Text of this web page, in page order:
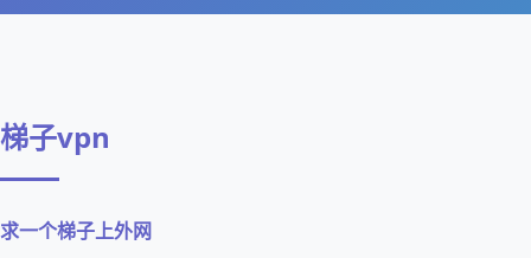
梯子vpn
求一个梯子上外网